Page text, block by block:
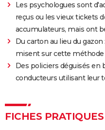
Les psychologues sont
reçus ou les vieux tickets
accumulateurs, mais ont
Du carton au lieu du
misent sur cette méthode
Des policiers déguisés en
conducteurs utilisant leur
FICHES PRATIQUES